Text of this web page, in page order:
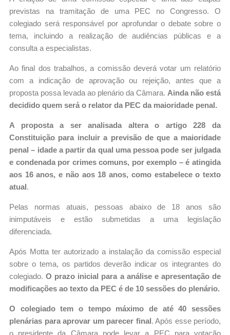
previstas na tramitação de uma PEC no Congresso. O
colegiado será responsável por aprofundar o debate sobre o
tema, incluindo a realização de audiências públicas e a
consulta a especialistas.
Ao final dos trabalhos, a comissão deverá votar um relatório
com a indicação de aprovação ou rejeição, antes que a
proposta possa levada ao plenário da Câmara. Ainda não está
decidido quem será o relator da PEC da maioridade penal.
A proposta a ser analisada altera o artigo 228 da
Constituição para incluir a previsão de que a maioridade
penal – idade a partir da qual uma pessoa pode ser julgada
e condenada por crimes comuns, por exemplo – é atingida
aos 16 anos, e não aos 18 anos, como estabelece o texto
atual.
Pelas normas atuais, pessoas abaixo de 18 anos são
inimputáveis e estão submetidas a uma legislação
diferenciada.
Após Motta ter autorizado a instalação da comissão especial
sobre o tema, os partidos deverão indicar os integrantes do
colegiado.O prazo inicial para a análise e apresentação de
modificações ao texto da PEC é de 10 sessões do plenário.
O colegiado tem o tempo máximo de até 40 sessões
plenárias para aprovar um parecer final. Após esse período,
o presidente da Câmara pode levar a PEC para votação